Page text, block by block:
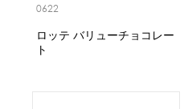
0622
ロッテ バリューチョコレー
ト